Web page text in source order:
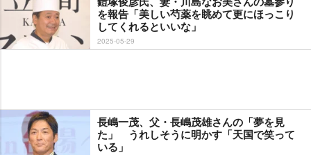
を報告「美しい芍薬を眺めて更にほっこり
してくれるといいな」
2025-05-29
長嶋一茂、父・長嶋茂雄さんの「夢を見
た」 うれしそうに明かす「天国で笑って
いる」